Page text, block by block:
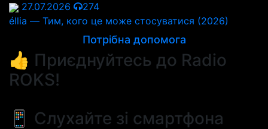
27.07.2026
274
éllia — Тим, кого це може стосуватися (2026)
Потрібна допомога
👍 Приєднуйтесь до Radio
ROKS!
📱 Слухайте зі смартфона